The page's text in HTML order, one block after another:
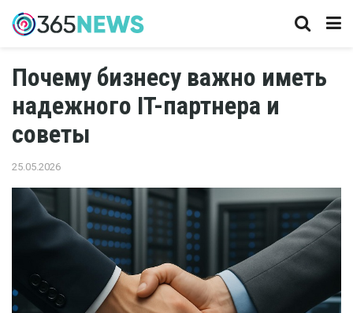
Почему бизнесу важно иметь
надежного IT-партнера и
советы
25.05.2026